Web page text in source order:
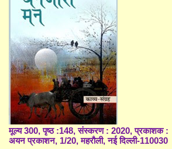
मूल्य 300, पृष्ठ :148, संस्करण : 2020, प्रकाशक :
अयन प्रकाशन, 1/20, महरौली, नई दिल्ली-110030